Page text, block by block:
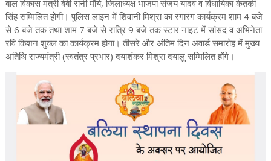
बाल विकास मंत्री बेबी रानी मौर्य, जिलाध्यक्ष भाजपा संजय यादव व विधायिका केतकी
सिंह सम्मिलित होंगी। पुलिस लाइन में शिवानी मिश्रा का रंगारंग कार्यक्रम शाम 4 बजे
से 6 बजे तक तथा शाम 7 बजे से रात्रि 9 बजे तक स्टार नाइट में सांसद व अभिनेता
रवि किशन शुक्ल का कार्यक्रम होगा। तीसरे और अंतिम दिन अवार्ड समारोह में मुख्य
अतिथि राज्यमंत्री (स्वतंत्र प्रभार) दयाशंकर मिश्रा दयालु सम्मिलित होंगे।